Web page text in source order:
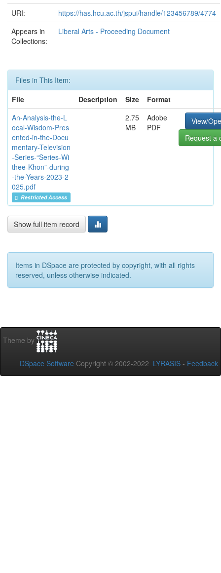
URI:
https://has.hcu.ac.th/jspui/handle/123456789/4774
Appears in
Collections:
Liberal Arts - Proceeding Document
Files in This Item:
File
Description Size
Format
An-Analysis-the-L
ocal-Wisdom-Pres
ented-in-the-Docu
mentary-Television
-Series-“Series-Wi
thee-Khon”-during
-the-Years-2023-2
025.pdf
Restricted Access
2.75
MB
Adobe
PDF
View/
Request a
Show full item record
Items in DSpace are protected by copyright, with all rights
reserved, unless otherwise indicated.
Theme by
DSpace Software Copyright © 2002-2022 LYRASIS - Feedback